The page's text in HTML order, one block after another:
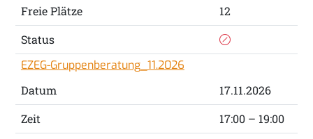
Freie Plätze
12
Status
EZEG-Gruppenberatung_11.2026
Datum
17.11.2026
Zeit
17:00 – 19:00